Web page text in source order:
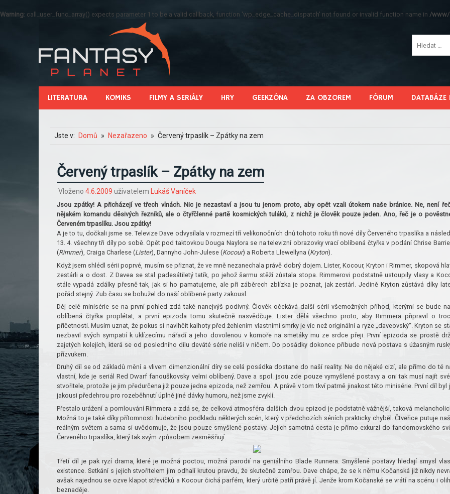
Warning: call_user_func_array() expects parameter 1 to be a valid callback, function 'wp_edge_cache_dispatch' not found or invalid function name in /
LITERATURA KOMIKS FILMY A SERIÁLY HRY GEEKZÓNA ZA OBZOREM FÓRUM DATABÁZE
Jste v: Domů Nezařazeno Červený trpaslík – Zpátky na zem
Červený trpaslík – Zpátky na zem
Vloženo 4.6.2009 uživatelem Lukáš Vaníček
Jsou zpátky! A přicházejí ve třech vlnách. Nic je nezastaví a jsou tu jenom proto, aby opět vzali útokem naše bránice. Ne, není
nějakém komandu děsivých řezníků, ale o čtyřčlenné partě kosmických tuláků, z nichž je člověk pouze jeden. Ano, řeč je o
Červeném trpaslíku. Jsou zpátky!
A je to tu, dočkali jsme se. Televize Dave odvysílala v rozmezí tří velikonočních dnů tohoto roku tři nové díly Červeného trpaslíka a
13. 4. všechny tři díly po sobě. Opět pod taktovkou Douga Naylora se na televizní obrazovky vrací oblíbená čtyřka v podání Chrise
(Rimmer), Craiga Charlese (Lister), Dannyho John-Julese (Kocour) a Roberta Llewellyna (Kryton).
Když jsem shlédl sérii poprvé, musím se přiznat, že ve mně nezanechala právě dobrý dojem. Lister, Kocour, Kryton i Rimmer, skopová
zestárli a o dost. Z Davea se stal padesátiletý tatík, po jehož šarmu stěží zůstala stopa. Rimmerovi podstatně ustoupily vlasy a
stále vypadá zdálky přesně tak, jak si ho pamatujeme, ale při záběrech zblízka je poznat, jak zestárl. Jedině Kryton zůstává díky
pořád stejný. Zub času se bohužel do naší oblíbené party zakousl.
Děj celé minisérie se na první pohled zdá také nanejvýš podivný. Člověk očekává další sérii všemožných příhod, kterými se bude
oblíbená čtyřka proplétat, a první epizoda tomu skutečně nasvědčuje. Lister dělá všechno proto, aby Rimmera připravil o
příčetnosti. Musím uznat, že pokus si navlhčit kalhoty před žehlením vlastními smrky je víc než originální a ryze „daveovský“. Kryton se
nezbavil svých sympatií k uklízecímu nářadí a jeho dovolenou v komoře na smetáky mu ze srdce přeji. První epizoda se prostě
zajetých kolejích, která se od posledního dílu deváté série neliší v ničem. Do posádky dokonce přibude nová postava s úžasným
přízvukem.
Druhý díl se od základů mění a vlivem dimenzionální díry se celá posádka dostane do naší reality. Ne do nějaké cizí, ale přímo do té
vlastní, kde je seriál Red Dwarf fanouškovsky velmi oblíbený. Dave a spol. jsou zde pouze vymyšlené postavy a oni tak musí najít
stvořitele, protože je jim předurčena již pouze jedna epizoda, než zemřou. A právě v tom tkví patrně jinakost této minisérie. První díl byl
jakousi předehrou pro rozeběhnutí úplně jiné dávky humoru, než jsme zvyklí.
Přestalo urážení a pomlouvání Rimmera a zdá se, že celková atmosféra dalších dvou epizod je podstatně vážnější, taková
Možná to je také díky přítomnosti hudebního podkladu některých scén, který v předchozích sériích prakticky chyběl. Čtveřice putuje
reálným světem a sama si uvědomuje, že jsou pouze smyšlené postavy. Jejich samotná cesta je přímo exkurzí do fandomovského
Červeného trpaslíka, který tak svým způsobem zesměšňují.
Třetí díl je pak ryzí drama, které je možná poctou, možná parodií na geniálního Blade Runnera. Smyšlené postavy hledají smysl
existence. Setkání s jejich stvořitelem jim odhalí krutou pravdu, že skutečně zemřou. Dave chápe, že se k němu Kočanská již nikdy
avšak najednou se ozve klapot střevíčků a Kocour čichá parfém, který určitě patří právě jí. Jenže krom Kočanské se vrátí na scénu i
beznaděje.